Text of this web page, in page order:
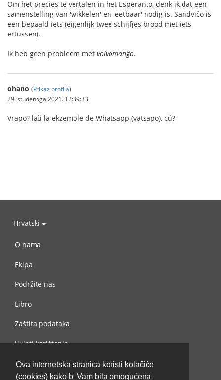
Ova internetska stranica koristi kolačiće
(cookies) kako bi Vam bila omogućena
Om het precies te vertalen in het Esperanto, denk ik dat een
samenstelling van 'wikkelen' en 'eetbaar' nodig is. Sandviĉo is
een bepaald iets (eigenlijk twee schijfjes brood met iets
ertussen).
Ik heb geen probleem met volvomanĝo.
ohano (Prikaz profila)
29. studenoga 2021. 12:39:33
Vrapo? laŭ la ekzemple de Whatsapp (vatsapo), cŭ?
Hrvatski
O nama
Ekipa
Podržite nas
Libro
Zaštita podataka
Uvjeti korištenja
Kontaktiraj nas